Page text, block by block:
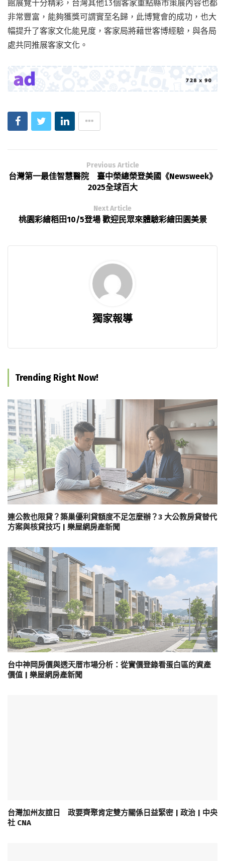
館展覽十分精彩，台灣其他13個客家重點縣市策展內容也都
非常豐富，能夠獲獎可謂實至名歸，此博覽會的成功，也大
幅提升了客家文化能見度，客家局將藉世客博經驗，與各局
處共同推展客家文化。
Previous Article
台灣第一最佳智慧醫院 臺中榮總榮登美國《Newsweek》
2025全球百大
Next Article
桃園彩繪稻田10/5登場 歡迎民眾來體驗彩繪田園美景
獨家報導
Trending Right Now!
連公教也限貸？築巢優利貸額度不足怎麼辦？3 大公教房貸替代
方案與核貸技巧 | 樂屋網房產新聞
台中神岡房價與透天厝市場分析：從實價登錄看蛋白區的資產
價值 | 樂屋網房產新聞
台灣加州友誼日 政要齊聚肯定雙方關係日益緊密 | 政治 | 中央
社 CNA